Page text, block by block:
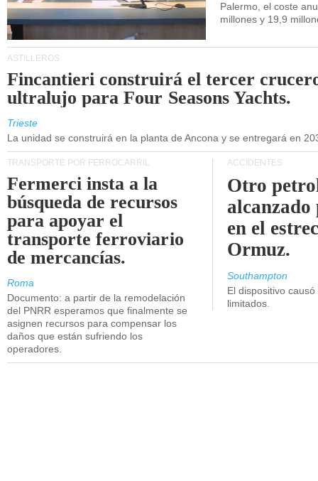
Palermo, el coste
millones y 19,9
ASTILLEROS
Fincantieri construirá el tercer
ultralujo para Four Seasons Yachts.
Trieste
La unidad se construirá en la planta de Ancona y se entregará en
TRANSPORTE POR FERROCARRIL
Fermerci insta a la
búsqueda de recursos
para apoyar el
transporte ferroviario
de mercancías.
Roma
Documento: a partir de la remodelación
del PNRR esperamos que finalmente se
asignen recursos para compensar los
daños que están sufriendo los
operadores.
ACCIDENTES
Otro
en el
Ormuz.
Southampton
El dispositivo
limitados.